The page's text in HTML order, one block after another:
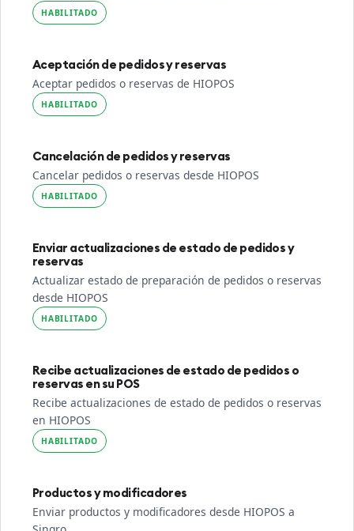
HABILITADO
Aceptación de pedidos y reservas
Aceptar pedidos o reservas de HIOPOS
HABILITADO
Cancelación de pedidos y reservas
Cancelar pedidos o reservas desde HIOPOS
HABILITADO
Enviar actualizaciones de estado de pedidos y
reservas
Actualizar estado de preparación de pedidos o reservas
desde HIOPOS
HABILITADO
Recibe actualizaciones de estado de pedidos o
reservas en su POS
Recibe actualizaciones de estado de pedidos o reservas
en HIOPOS
HABILITADO
Productos y modificadores
Enviar productos y modificadores desde HIOPOS a